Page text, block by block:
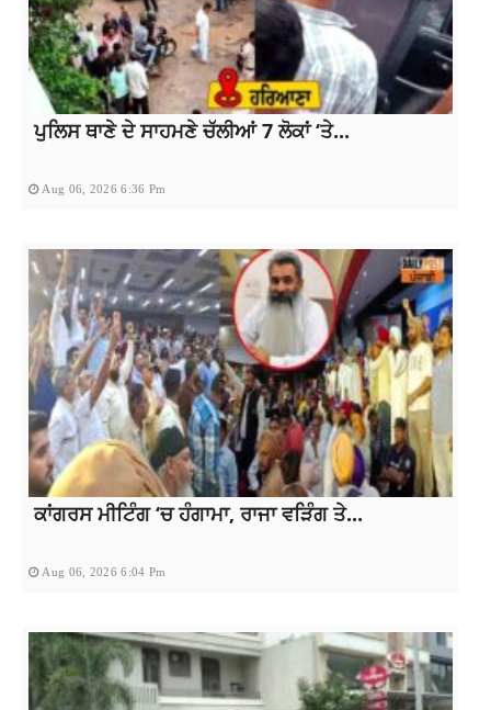
ਪੁਲਿਸ ਥਾਣੇ ਦੇ ਸਾਹਮਣੇ ਚੱਲੀਆਂ 7 ਲੋਕਾਂ ‘ਤੇ...
Aug 06, 2026 6:36 Pm
ਕਾਂਗਰਸ ਮੀਟਿੰਗ ‘ਚ ਹੰਗਾਮਾ, ਰਾਜਾ ਵੜਿੰਗ ਤੇ...
Aug 06, 2026 6:04 Pm